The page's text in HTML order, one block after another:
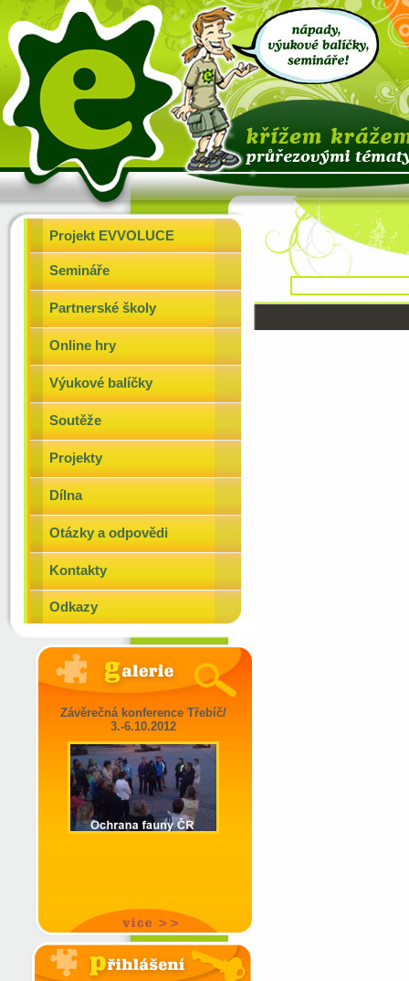
Projekt EVVOLUCE
Semináře
Partnerské školy
Online hry
Výukové balíčky
Soutěže
Projekty
Dílna
Otázky a odpovědi
Kontakty
Odkazy
Závěrečná konference Třebíč/
3.-6.10.2012